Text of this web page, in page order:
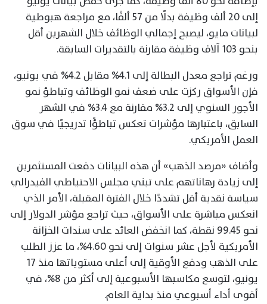
إلى 20 ألف وظيفة بدلًا من 57 ألفًا، مع مراجعة هبوطية
لبيانات مايو، ليصبح إجمالي الوظائف خلال الشهرين أقل
بنحو 103 آلاف وظيفة مقارنة بالتقديرات السابقة.
ورغم تراجع معدل البطالة إلى 4.1% مقابل 4.2% في يونيو،
فإن الأسواق ركزت على ضعف نمو الوظائف وتباطؤ نمو
الأجور السنوي إلى 3.2% مقارنة مع 3.4% في الشهر
السابق، باعتبارها مؤشرات تعكس تباطؤًا تدريجيًا في سوق
العمل الأمريكي.
وأضاف «مرصد الذهب» أن هذه البيانات دفعت المستثمرين
إلى زيادة رهاناتهم على تبني مجلس الاحتياطي الفيدرالي
سياسة نقدية أقل تشددًا خلال الفترة المقبلة، الأمر الذي
انعكس مباشرة على الأسواق، حيث تراجع مؤشر الدولار إلى
نحو 99.45 نقطة، كما انخفض العائد على سندات الخزانة
الأمريكية لأجل عشر سنوات إلى نحو 4.60%، ما عزز الطلب
على الذهب ودفع الأوقية إلى أعلى مستوياتها منذ 17
يونيو، لتوسع مكاسبها الأسبوعية إلى أكثر من 8%، في
أقوى أداء أسبوعي منذ بداية العام.